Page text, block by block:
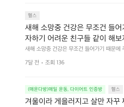
헬스
새해 소망중 건강은 무조건 들
자하기 어려운 친구들 같이 해
새해 소망중 건강은 무조건 들어가기 때문
7달 전 조회 136
(매운다방)매일 운동, 다이어트 인증방 헬스
겨울이라 게을러지고 살만 자꾸